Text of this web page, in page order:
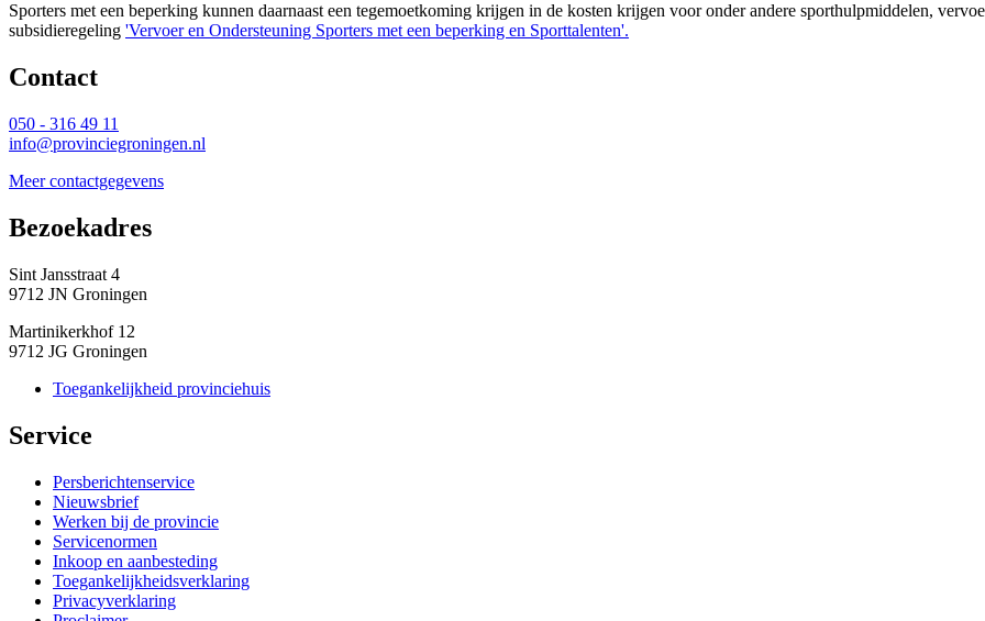
Sporters met een beperking kunnen daarnaast een tegemoetkoming krijgen in de kosten krijgen voor onder andere sporthulpmiddelen,
subsidieregeling 'Vervoer en Ondersteuning Sporters met een beperking en Sporttalenten'.
Contact
050 - 316 49 11
info@provinciegroningen.nl
Meer contactgegevens
Bezoekadres
Sint Jansstraat 4
9712 JN Groningen
Martinikerkhof 12
9712 JG Groningen
Toegankelijkheid provinciehuis
Service
Persberichtenservice
Nieuwsbrief
Werken bij de provincie
Servicenormen
Inkoop en aanbesteding
Toegankelijkheidsverklaring
Privacyverklaring